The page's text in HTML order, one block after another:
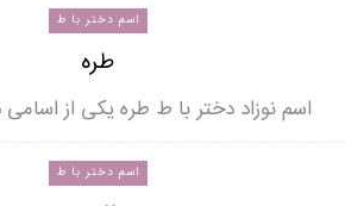
اسم دختر با ط
طره
اسم نوزاد دختر با ط طره یکی از
اسم دختر با ط